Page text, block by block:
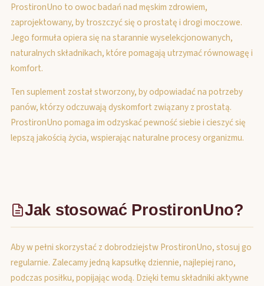
ProstironUno to owoc badań nad męskim zdrowiem,
zaprojektowany, by troszczyć się o prostatę i drogi moczowe.
Jego formuła opiera się na starannie wyselekcjonowanych,
naturalnych składnikach, które pomagają utrzymać równowagę i
komfort.
Ten suplement został stworzony, by odpowiadać na potrzeby
panów, którzy odczuwają dyskomfort związany z prostatą.
ProstironUno pomaga im odzyskać pewność siebie i cieszyć się
lepszą jakością życia, wspierając naturalne procesy organizmu.
Jak stosować ProstironUno?
Aby w pełni skorzystać z dobrodziejstw ProstironUno, stosuj go
regularnie. Zalecamy jedną kapsułkę dziennie, najlepiej rano,
podczas posiłku, popijając wodą. Dzięki temu składniki aktywne